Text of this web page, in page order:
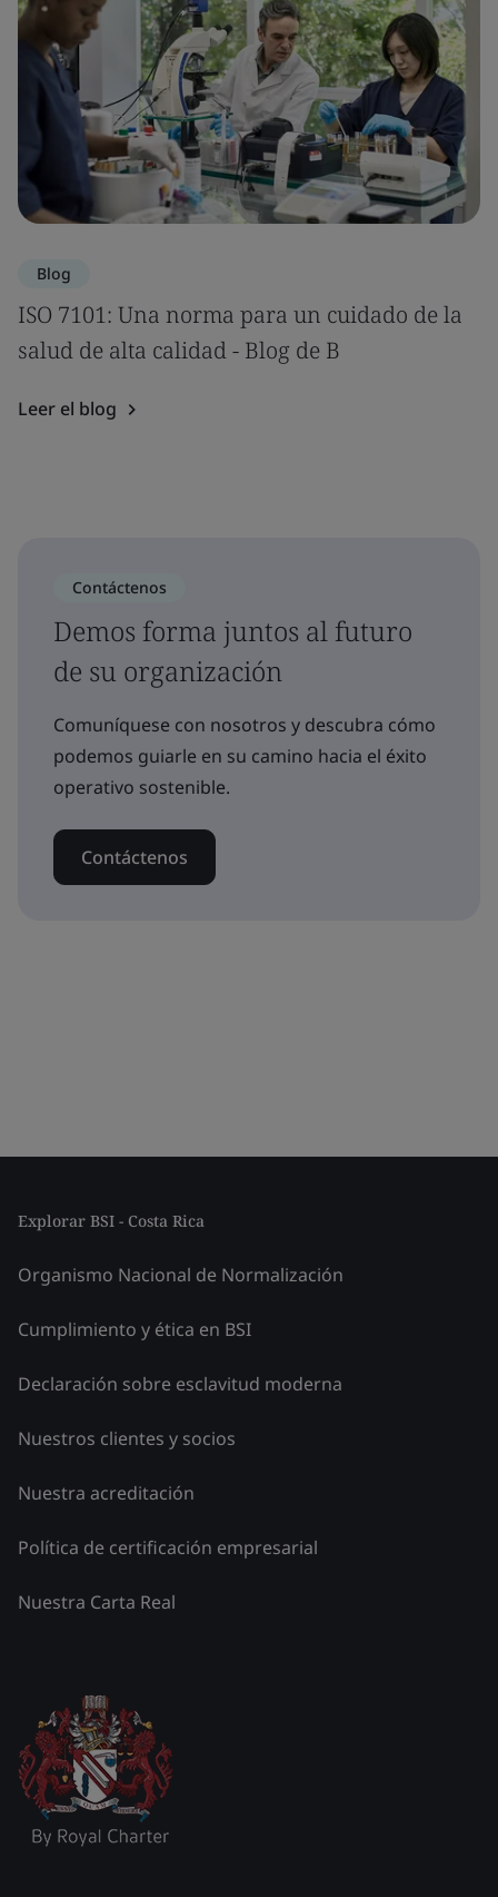
Blog
ISO 7101: Una norma para un cuidado de la
salud de alta calidad - Blog de B
Leer el blog
Contáctenos
Demos forma juntos al futuro
de su organización
Comuníquese con nosotros y descubra cómo
podemos guiarle en su camino hacia el éxito
operativo sostenible.
Contáctenos
Explorar BSI - Costa Rica
Organismo Nacional de Normalización
Cumplimiento y ética en BSI
Declaración sobre esclavitud moderna
Nuestros clientes y socios
Nuestra acreditación
Política de certificación empresarial
Nuestra Carta Real